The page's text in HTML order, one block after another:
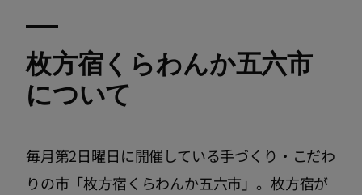
枚方宿くらわんか五六市
について
毎月第2日曜日に開催している手づくり・こだわ
りの市「枚方宿くらわんか五六市」。枚方宿が